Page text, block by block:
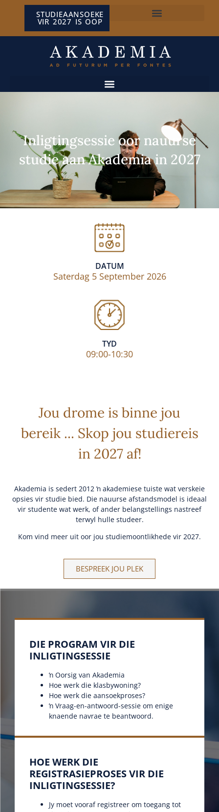
STUDIEAANSOEKE
VIR 2027 IS OOP
Inligtingsessie oor nauurse
studie aan Akademia in 2027
DATUM
Saterdag 5 September 2026
TYD
09:00-10:30
Jou drome is binne jou
bereik ... Skop jou studiereis
in 2027 af!
Akademia is sedert 2012 ŉ akademiese tuiste wat verskeie
opsies vir studie bied. Die nauurse afstandsmodel is ideaal
vir studente wat werk, of ander belangstellings nastreef
terwyl hulle studeer.
Kom vind meer uit oor jou studiemoontlikhede vir 2027.
BESPREEK JOU PLEK
DIE PROGRAM VIR DIE
INLIGTINGSESSIE
ŉ Oorsig van Akademia
Hoe werk die klasbywoning?
Hoe werk die aansoekproses?
ŉ Vraag-en-antwoord-sessie om enige
knaende navrae te beantwoord.
HOE WERK DIE
REGISTRASIEPROSES VIR DIE
INLIGTINGSESSIE?
Jy moet vooraf registreer om toegang tot